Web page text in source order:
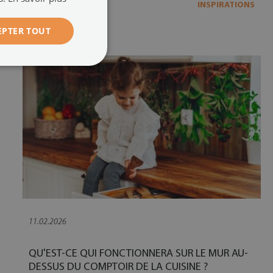
EN SAVOIR PLUS INSPIRATIONS
11.02.2026
QU'EST-CE QUI FONCTIONNERA SUR LE MUR AU-
DESSUS DU COMPTOIR DE LA CUISINE ?
TOUT